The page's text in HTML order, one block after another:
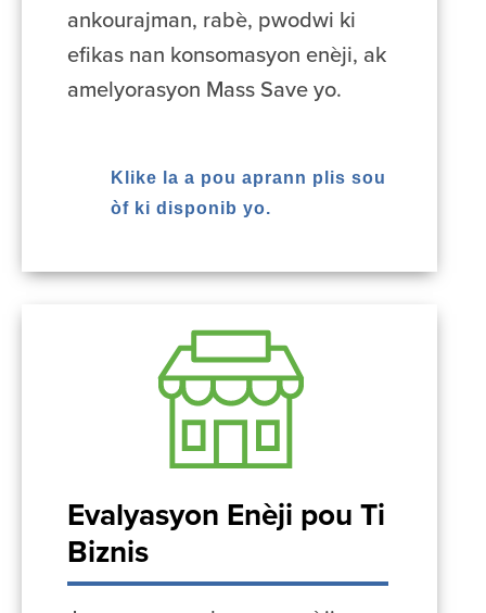
ankourajman, rabè, pwodwi ki
efikas nan konsomasyon enèji, ak
amelyorasyon Mass Save yo.
Klike la a pou aprann plis sou
òf ki disponib yo.
Evalyasyon Enèji pou Ti
Biznis